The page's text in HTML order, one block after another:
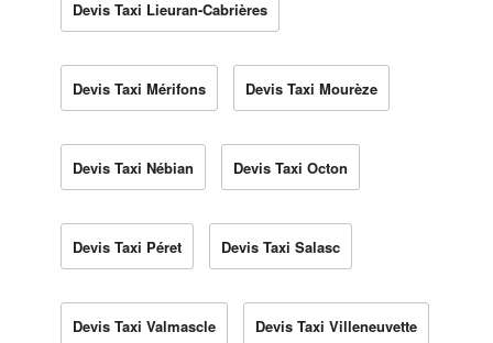
Devis Taxi Lieuran-Cabrières
Devis Taxi Mérifons Devis Taxi Mourèze
Devis Taxi Nébian Devis Taxi Octon
Devis Taxi Péret Devis Taxi Salasc
Devis Taxi Valmascle Devis Taxi Villeneuvette